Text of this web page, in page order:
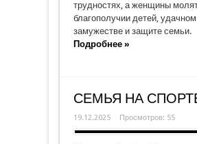
трудностях, а женщины
благополучии детей, удачном
замужестве и защите семьи.
Подробнее »
СЕМЬЯ НА
19.12.2025 Просмотров: 55